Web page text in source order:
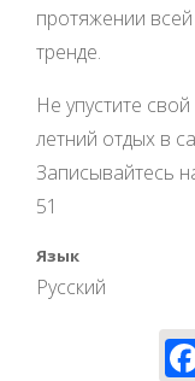
протяжении
тренде.
Не упустите
летний отдых в
Записывайтесь
51
Язык
Русский